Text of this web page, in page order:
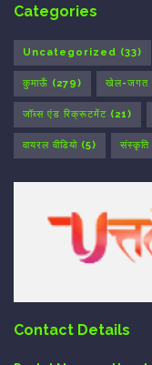
Categories
Uncategorized (33)
कुमाऊँ (279) खेल-जगत
जॉब्स एंड रिक्रूटमेंट (21)
वायरल वीडियो (5) संस्कृति
Contact Details